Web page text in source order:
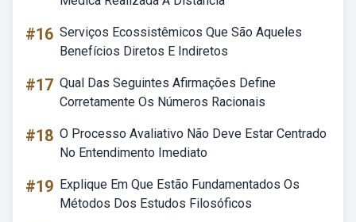
#16 Serviços Ecossistêmicos Que São Aqueles
Benefícios Diretos E Indiretos
#17 Qual Das Seguintes Afirmações Define
Corretamente Os Números Racionais
#18 O Processo Avaliativo Não Deve Estar Centrado
No Entendimento Imediato
#19 Explique Em Que Estão Fundamentados Os
Métodos Dos Estudos Filosóficos